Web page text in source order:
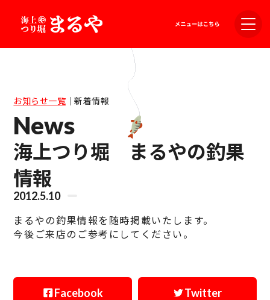
お知らせ一覧｜新着情報
News
海上つり堀 まるやの釣果
情報
2012.5.10
まるやの釣果情報を随時掲載いたします。
今後ご来店のご参考にしてください。
Facebook Twitter